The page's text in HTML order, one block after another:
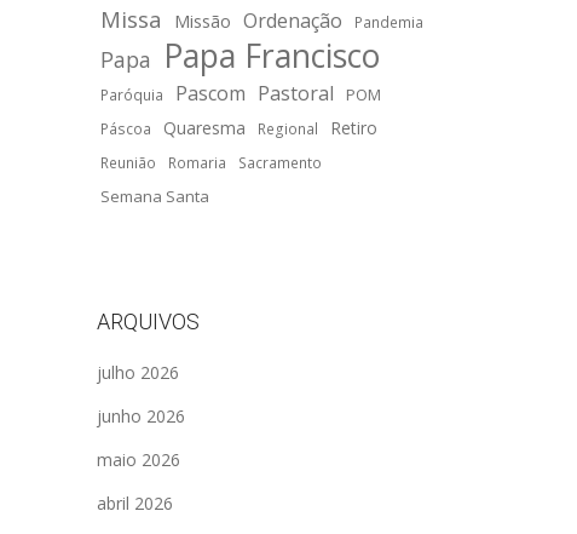
Missa Missão Ordenação Pandemia
Papa Papa Francisco
Paróquia Pascom Pastoral POM
Páscoa Quaresma Regional Retiro
Reunião Romaria Sacramento
Semana Santa
ARQUIVOS
julho 2026
junho 2026
maio 2026
abril 2026